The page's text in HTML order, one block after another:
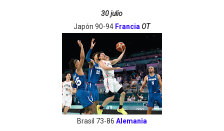
30 julio
Japón 90-94 Francia OT
Brasil 73-86 Alemania